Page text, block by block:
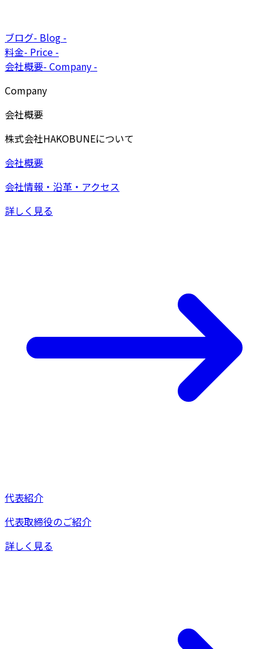
ブログ- Blog -
料金- Price -
会社概要- Company -
Company
会社概要
株式会社HAKOBUNEについて
会社概要
会社情報・沿革・アクセス
詳しく見る
代表紹介
代表取締役のご紹介
詳しく見る